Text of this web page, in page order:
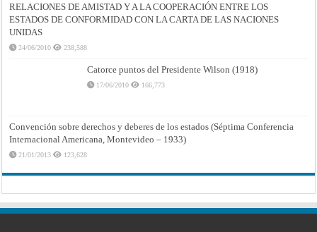
RELACIONES DE AMISTAD Y A LA COOPERACIÓN ENTRE LOS
ESTADOS DE CONFORMIDAD CON LA CARTA DE LAS NACIONES
UNIDAS
24/06/2010 238,588
Catorce puntos del Presidente Wilson (1918)
17/06/2010 166,773
Convención sobre derechos y deberes de los estados (Séptima Conferencia
Internacional Americana, Montevideo – 1933)
21/01/2013 123,628